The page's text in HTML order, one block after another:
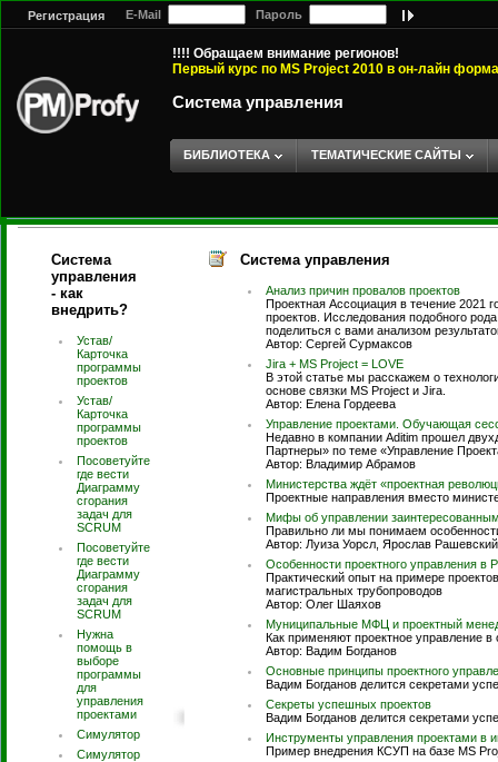
Регистрация E-Mail Пароль
!!!! Обращаем внимание регионов!
Первый курс по MS Project 2010 в он-лайн
Система управления
БИБЛИОТЕКА ТЕМАТИЧЕСКИЕ САЙТЫ
Система
управления
- как
внедрить?
Устав/
Карточка
программы
проектов
Устав/
Карточка
программы
проектов
Посоветуйте
где вести
Диаграмму
сгорания
задач для
SCRUM
Посоветуйте
где вести
Диаграмму
сгорания
задач для
SCRUM
Нужна
помощь в
выборе
программы
для
управления
проектами
Симулятор
Симулятор
Система управления
Анализ причин провалов проектов
Проектная Ассоциация в течение 2021
проектов. Исследования подобного
поделиться с вами анализом
Автор: Сергей Сурмаксов
Jira + MS Project = LOVE
В этой статье мы расскажем о
основе связки MS Project и Jira.
Автор: Елена Гордеева
Управление проектами. Обучающая
Недавно в компании Aditim прошел
Партнеры» по теме «Управление
Автор: Владимир Абрамов
Министерства ждёт «проектная
Проектные направления вместо
Мифы об управлении
Правильно ли мы понимаем
Автор: Луиза Уорсл, Ярослав Рашевский
Особенности проектного управления в
Практический опыт на примере
магистральных трубопроводов
Автор: Олег Шаяхов
Муниципальные МФЦ и проектный
Как применяют проектное управление
Автор: Вадим Богданов
Основные принципы проектного
Вадим Богданов делится секретами
Секреты успешных проектов
Вадим Богданов делится секретами
Инструменты управления проектами в
Пример внедрения КСУП на базе MS